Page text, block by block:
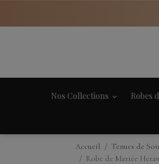
Nos Collections Robes
Accueil Tenues de
Robe de Mariée